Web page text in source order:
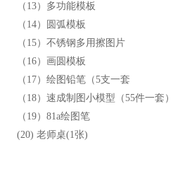
（13）多功能模板
（14）圆弧模板
（15）不锈钢多用擦图片
（16）画圆模板
（17）绘图铅笔（5支一套
（18）速成制图小模型（55件一套）
（19）81a绘图笔
(20) 老师桌(1张)